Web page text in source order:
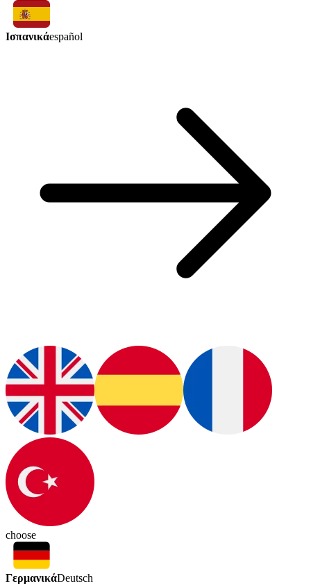
Ισπανικάespañol
choose
ΓερμανικάDeutsch